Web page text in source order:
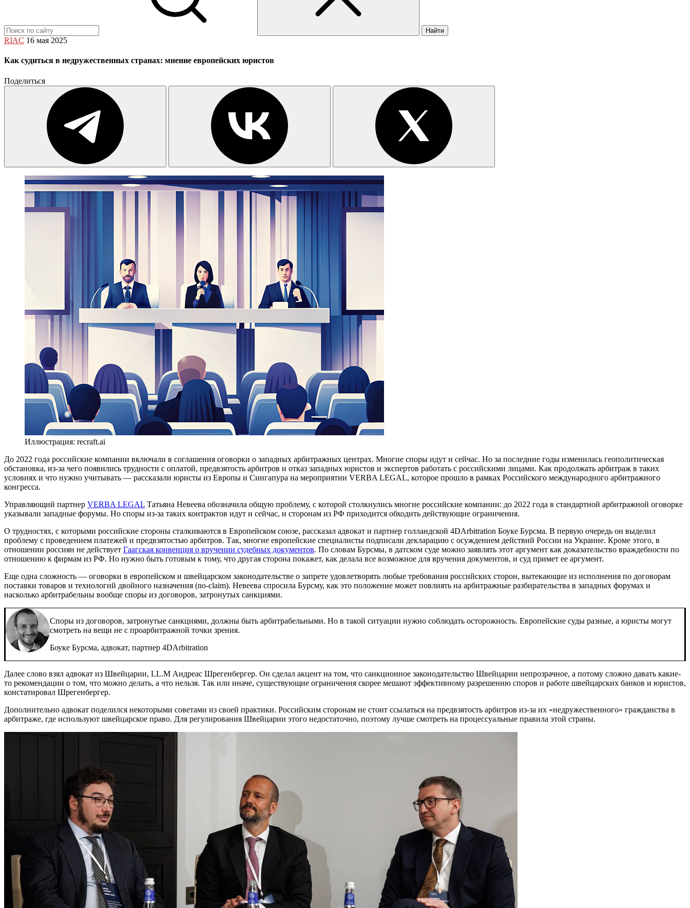
Найти
RIAC 16 мая 2025
Как судиться в недружественных странах: мнение европейских юристов
Поделиться
Иллюстрация: recraft.ai
До 2022 года российские компании включали в соглашения оговорки о западных арбитражных центрах. Многие споры идут и сейчас. Но за последние годы изменилась геополитическая
обстановка, из-за чего появились трудности с оплатой, предвзятость арбитров и отказ западных юристов и экспертов работать с российскими лицами. Как продолжать арбитраж в таких
условиях и что нужно учитывать — рассказали юристы из Европы и Сингапура на мероприятии VERBA LEGAL, которое прошло в рамках Российского международного арбитражного
конгресса.
Управляющий партнер VERBA LEGAL Татьяна Невеева обозначила общую проблему, с которой столкнулись многие российские компании: до 2022 года в стандартной арбитражной оговорке
указывали западные форумы. Но споры из-за таких контрактов идут и сейчас, и сторонам из РФ приходится обходить действующие ограничения.
О трудностях, с которыми российские стороны сталкиваются в Европейском союзе, рассказал адвокат и партнер голландской 4DArbitration Боуке Бурсма. В первую очередь он выделил
проблему с проведением платежей и предвзятостью арбитров. Так, многие европейские специалисты подписали декларацию с осуждением действий России на Украине. Кроме этого, в
отношении россиян не действует Гаагская конвенция о вручении судебных документов. По словам Бурсмы, в датском суде можно заявлять этот аргумент как доказательство враждебности по
отношению к фирмам из РФ. Но нужно быть готовым к тому, что другая сторона покажет, как делала все возможное для вручения документов, и суд примет ее аргумент.
Еще одна сложность — оговорки в европейском и швейцарском законодательстве о запрете удовлетворять любые требования российских сторон, вытекающие из исполнения по договорам
поставки товаров и технологий двойного назначения (no-claim). Невеева спросила Бурсму, как это положение может повлиять на арбитражные разбирательства в западных форумах и
насколько арбитрабельны вообще споры из договоров, затронутых санкциями.
Споры из договоров, затронутые санкциями, должны быть арбитрабельными. Но в такой ситуации нужно соблюдать осторожность. Европейские суды разные, а юристы могут
смотреть на вещи не с проарбитражной точки зрения.
Боуке Бурсма, адвокат, партнер 4DArbitration
Далее слово взял адвокат из Швейцарии, LL.M Андреас Шрегенбергер. Он сделал акцент на том, что санкционное законодательство Швейцарии непрозрачное, а потому сложно давать какие-
то рекомендации о том, что можно делать, а что нельзя. Так или иначе, существующие ограничения скорее мешают эффективному разрешению споров и работе швейцарских банков и юристов,
констатировал Шрегенбергер.
Дополнительно адвокат поделился некоторыми советами из своей практики. Российским сторонам не стоит ссылаться на предвзятость арбитров из-за их «недружественного» гражданства в
арбитраже, где используют швейцарское право. Для регулирования Швейцарии этого недостаточно, поэтому лучше смотреть на процессуальные правила этой страны.